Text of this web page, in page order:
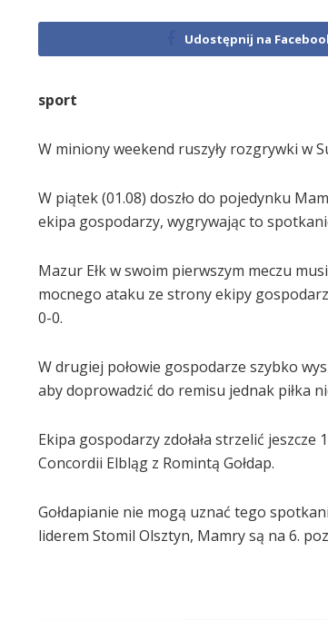
Udostępnij na
sport
W miniony weekend ruszyły rozgrywki w
W piątek (01.08) doszło do pojedynku
ekipa gospodarzy, wygrywając to
Mazur Ełk w swoim pierwszym meczu
mocnego ataku ze strony ekipy
0-0.
W drugiej połowie gospodarze szybko
aby doprowadzić do remisu jednak piłka
Ekipa gospodarzy zdołała strzelić
Concordii Elbląg z Romintą Gołdap.
Gołdapianie nie mogą uznać tego
liderem Stomil Olsztyn, Mamry są na 6.